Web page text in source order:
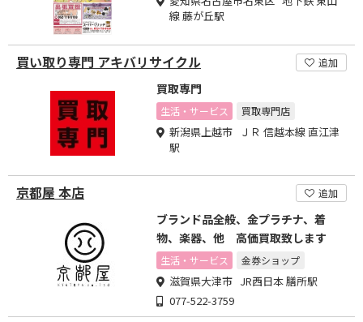
線 藤が丘駅
買い取り専門 アキバリサイクル 追加
買取専門
生活・サービス 買取専門店
新潟県上越市 ＪＲ 信越本線 直江津
駅
京都屋 本店 追加
ブランド品全般、金プラチナ、着
物、楽器、他 高価買取致します
生活・サービス 金券ショップ
滋賀県大津市 JR西日本 膳所駅
077-522-3759